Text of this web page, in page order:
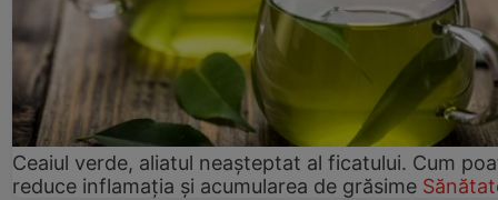
Ceaiul verde, aliatul neașteptat al ficatului. Cum
reduce inflamația și acumularea de grăsime